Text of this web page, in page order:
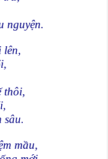
nguyện.
lên,
thôi,
sâu.
mầu,